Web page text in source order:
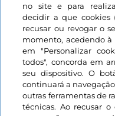
Mantenha-se em
no site e para
decidir a que cookies
recusar ou revogar o
momento, acedendo à
em "Personalizar
todos", concorda em
seu dispositivo. O
continuará a
outras ferramentas de
técnicas. Ao recusar